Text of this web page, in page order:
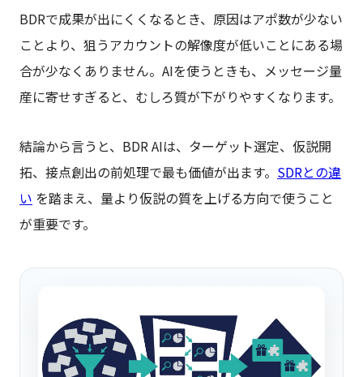
BDRで成果が出にくくなるとき、原因はアポ数が少ない
ことより、狙うアカウントの解像度が低いことにある場
合が少なくありません。AIを使うときも、メッセージ量
産に寄せすぎると、むしろ質が下がりやすくなります。
結論から言うと、BDR AIは、ターゲット選定、仮説開
拓、接点創出の前処理で最も価値が出ます。 SDRとの違
い を踏まえ、量より仮説の質を上げる方向で使うこと
が重要です。